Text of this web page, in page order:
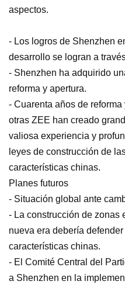
aspectos.
- Los logros de Shenzhen
desarrollo se logran a
- Shenzhen ha adquirido
reforma y apertura.
- Cuarenta años de
otras ZEE han creado
valiosa experiencia y
leyes de construcción de
características chinas.
Planes futuros
- Situación global ante
- La construcción de zonas
nueva era debería
características chinas.
- El Comité Central del
a Shenzhen en la